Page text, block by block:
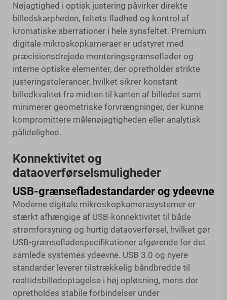
Nøjagtighed i optisk justering påvirker direkte
billedskarpheden, feltets fladhed og kontrol af
kromatiske aberrationer i hele synsfeltet. Premium
digitale mikroskopkameraer er udstyret med
præcisionsdrejede monteringsgrænseflader og
interne optiske elementer, der opretholder strikte
justeringstolerancer, hvilket sikrer konstant
billedkvalitet fra midten til kanten af billedet samt
minimerer geometriske forvrængninger, der kunne
kompromittere målenøjagtigheden eller analytisk
pålidelighed.
Konnektivitet og
dataoverførselsmuligheder
USB-grænsefladestandarder og ydeevne
Moderne digitale mikroskopkamerasystemer er
stærkt afhængige af USB-konnektivitet til både
strømforsyning og hurtig dataoverførsel, hvilket gør
USB-grænsefladespecifikationer afgørende for det
samlede systemes ydeevne. USB 3.0 og nyere
standarder leverer tilstrækkelig båndbredde til
realtidsbilledoptagelse i høj opløsning, mens der
opretholdes stabile forbindelser under